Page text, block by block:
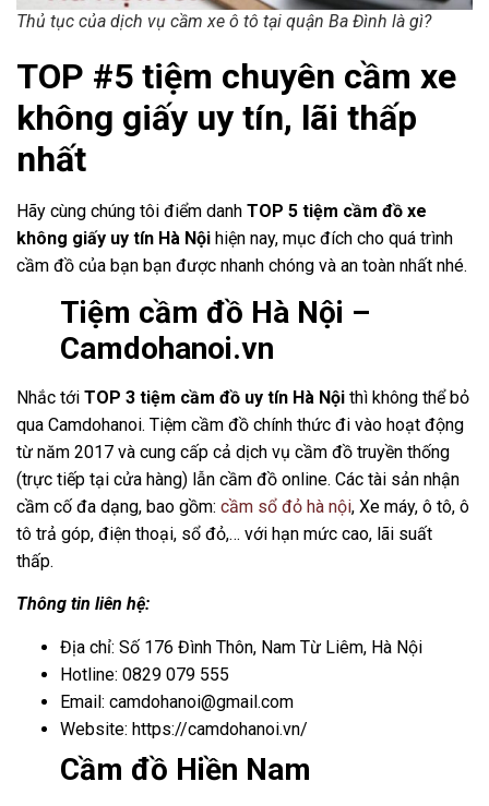
Thủ tục của dịch vụ cầm xe ô tô tại quận Ba Đình là gì?
TOP #5 tiệm chuyên cầm xe
không giấy uy tín, lãi thấp
nhất
Hãy cùng chúng tôi điểm danh TOP 5 tiệm cầm đồ xe
không giấy uy tín Hà Nội hiện nay, mục đích cho quá trình
cầm đồ của bạn bạn được nhanh chóng và an toàn nhất nhé.
Tiệm cầm đồ Hà Nội –
Camdohanoi.vn
Nhắc tới TOP 3 tiệm cầm đồ uy tín Hà Nội thì không thể bỏ
qua Camdohanoi. Tiệm cầm đồ chính thức đi vào hoạt động
từ năm 2017 và cung cấp cả dịch vụ cầm đồ truyền thống
(trực tiếp tại cửa hàng) lẫn cầm đồ online. Các tài sản nhận
cầm cố đa dạng, bao gồm: cầm sổ đỏ hà nội, Xe máy, ô tô, ô
tô trả góp, điện thoại, sổ đỏ,… với hạn mức cao, lãi suất
thấp.
Thông tin liên hệ:
Địa chỉ: Số 176 Đình Thôn, Nam Từ Liêm, Hà Nội
Hotline: 0829 079 555
Email: camdohanoi@gmail.com
Website: https://camdohanoi.vn/
Cầm đồ Hiền Nam